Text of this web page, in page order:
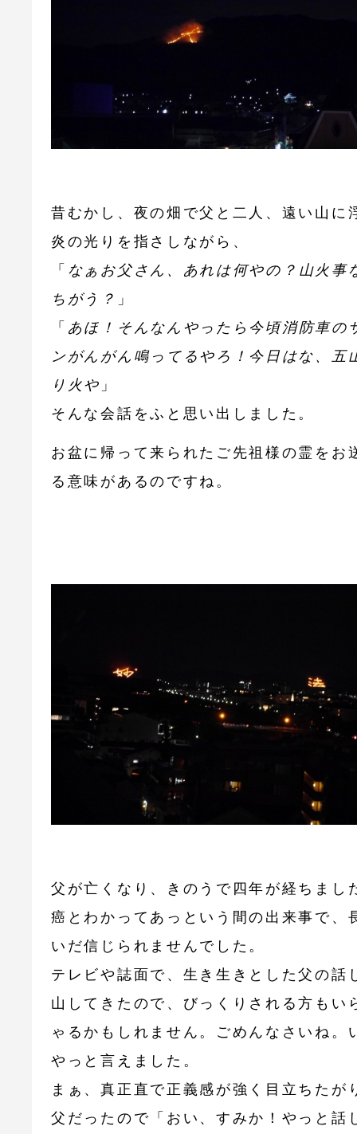
昔むかし、夜の畑で父と二人、遠い山に
炎の光りを指さしながら、
「 なぁお父さん、あれは何やの？山火事
ちがう？ 」
「 あほ！そんなんやったら今頃消防車の
ンがんがん鳴ってるやろ！今日はな、五
り火や 」
そんな会話をふと思い出しました。
お盆に帰って来られたご先祖様の霊をお
る意味があるのですね。
父が亡くなり、きのうで四年が経ちまし
癌とわかってあっという間の出来事で、
いだ信じられませんでした。
テレビや誌面で、生き生きとした父の話
山してきたので、びっくりされる方もい
ゃるかもしれません。ごめんなさいね。
やっと言えました。
まぁ、真正直で正義感が強く目立ちたが
父だったので「おい、すみか！やっと話